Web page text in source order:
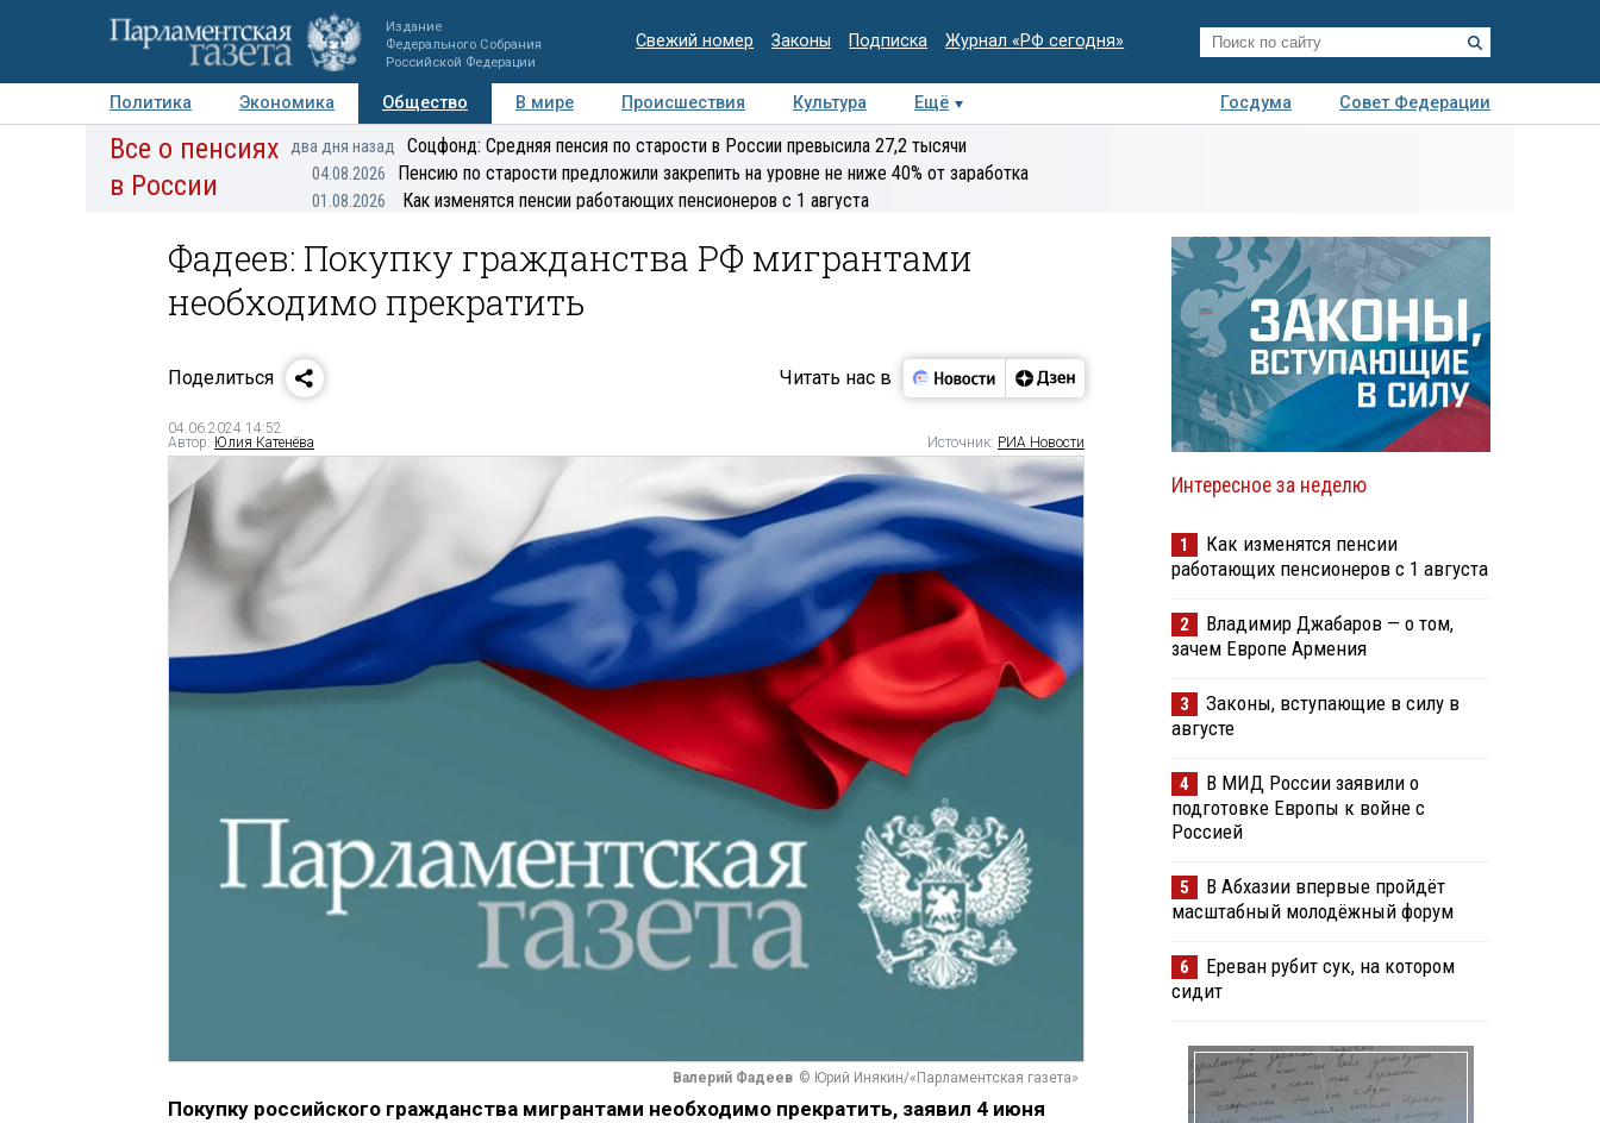
Издание
Федерального Собрания
Российской Федерации
Свежий номер Законы Подписка Журнал «РФ сегодня»
Политика Экономика Общество В мире Происшествия Культура Ещё Госдума
Совет Федерации
Авторы Персоны Мнения Регионы Медиацентр Интервью Колумнисты
Все о пенсиях
в России
два дня назад Соцфонд: Средняя пенсия по старости в России превысила 27,2 тысячи
04.08.2026 Пенсию по старости предложили закрепить на уровне не ниже 40% от заработка
01.08.2026 Как изменятся пенсии работающих пенсионеров с 1 августа
Фадеев: Покупку гражданства РФ мигрантами
необходимо прекратить
Поделиться Читать нас в
04.06.2024 14:52
Автор: Юлия Катенёва Источник: РИА Новости
Валерий Фадеев © Юрий Инякин/«Парламентская газета»
Покупку российского гражданства мигрантами необходимо прекратить, заявил 4 июня
Интересное за неделю
1
Как изменятся пенсии
работающих пенсионеров с 1 августа
2
Владимир Джабаров — о том,
зачем Европе Армения
3
Законы, вступающие в силу в
августе
4
В МИД России заявили о
подготовке Европы к войне с
Россией
5
В Абхазии впервые пройдёт
масштабный молодёжный форум
6
Ереван рубит сук, на котором
сидит